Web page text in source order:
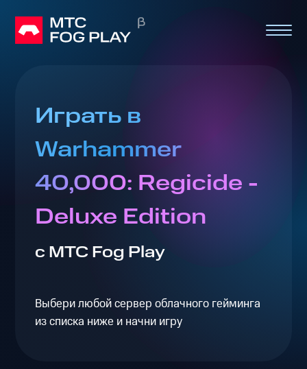
Играть в
Warhammer
40,000: Regicide -
Deluxe Edition
с МТС Fog Play
Выбери любой сервер облачного гейминга
из списка ниже и начни игру